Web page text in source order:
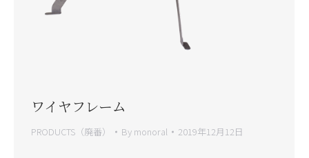
ワイヤフレーム
PRODUCTS（廃番） By monoral 2019年12月12日